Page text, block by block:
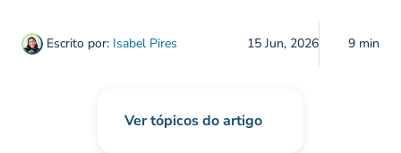
Escrito por: Isabel Pires 15 Jun, 2026 9 min
Ver tópicos do artigo